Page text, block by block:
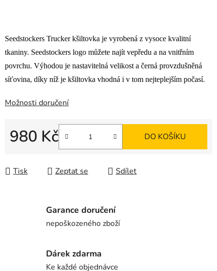
Seedstockers Trucker kšiltovka je vyrobená z vysoce kvalitní
tkaniny. Seedstockers logo můžete najít vepředu a na vnitřním
povrchu. Výhodou je nastavitelná velikost a černá provzdušněná
síťovina, díky níž je kšiltovka vhodná i v tom nejteplejším počasí.
Možnosti doručení
980 Kč DO KOŠÍKU
Tisk Zeptat se Sdílet
Garance doručení
nepoškozeného zboží
Dárek zdarma
Ke každé objednávce